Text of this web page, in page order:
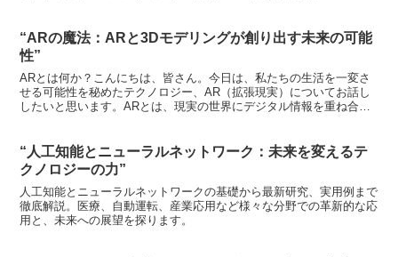
“ARの魔法：ARと3Dモデリングが創り出す未来の可能
性”
ARとは何か？こんにちは、皆さん。今日は、私たちの生活を一変さ
せる可能性を秘めたテクノロジー、AR（拡張現実）についてお話し
したいと思います。ARとは、現実の世界にデジタル情報を重ね合わ
“人工知能とニューラルネットワーク：未来を変えるテ
クノロジーの力”
人工知能とニューラルネットワークの基礎から最新研究、実用例まで
徹底解説。医療、自動運転、産業応用など様々な分野での革新的な応
用と、未来への展望を探ります。